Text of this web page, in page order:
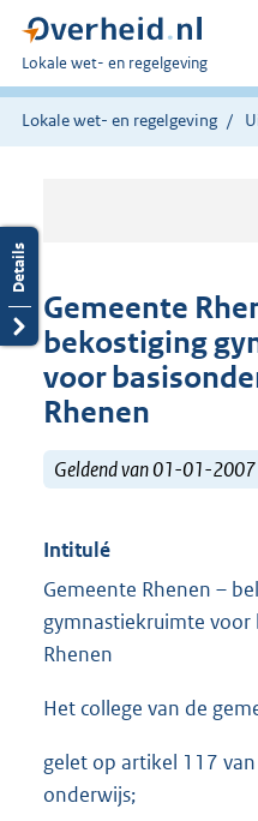
U
bent
hier:
Lokale wet- en regelgeving
Lokale wet- en regelgeving
Gemeente
bekostiging
voor
Rhenen
Geldend van 01-01-
Intitulé
Gemeente Rhenen –
gymnastiekruimte voor
Rhenen
Het college van de
gelet op artikel 117
onderwijs;